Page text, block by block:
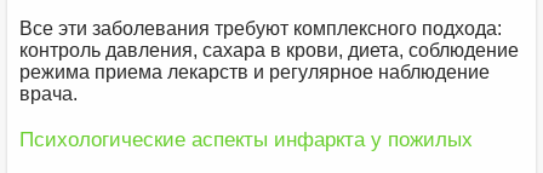
Все эти заболевания требуют комплексного подхода:
контроль давления, сахара в крови, диета, соблюдение
режима приема лекарств и регулярное наблюдение
врача.
Психологические аспекты инфаркта у пожилых